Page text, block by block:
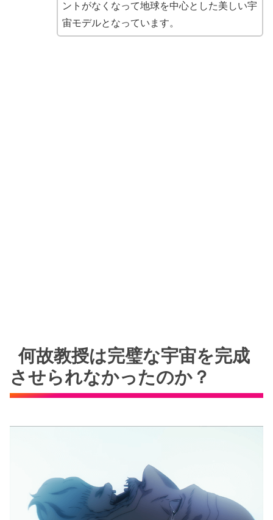
ントがなくなって地球を中心とした美しい宇
宙モデルとなっています。
何故教授は完璧な宇宙を完成
させられなかったのか？